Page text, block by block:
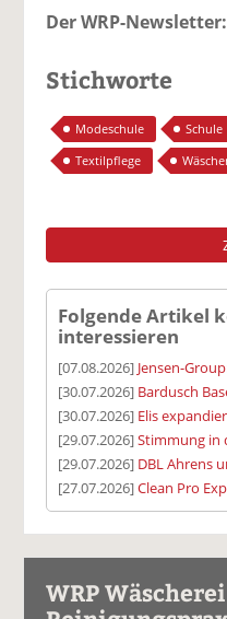
Der WRP-Newsletter:
Stichworte
Modeschule Schule
Textilpflege
Folgende Artikel
interessieren
[07.08.2026] Jensen-
[30.07.2026] Bardusch
[30.07.2026] Elis
[29.07.2026]Stimmung in
[29.07.2026] DBL Ahrens
[27.07.2026]Clean Pro
WRP